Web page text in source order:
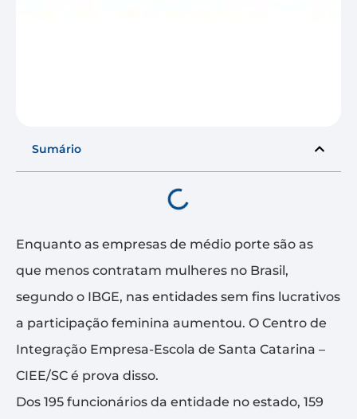
Sumário
Enquanto as empresas de médio porte são as
que menos contratam mulheres no Brasil,
segundo o IBGE, nas entidades sem fins lucrativos
a participação feminina aumentou. O Centro de
Integração Empresa-Escola de Santa Catarina –
CIEE/SC é prova disso.
Dos 195 funcionários da entidade no estado, 159